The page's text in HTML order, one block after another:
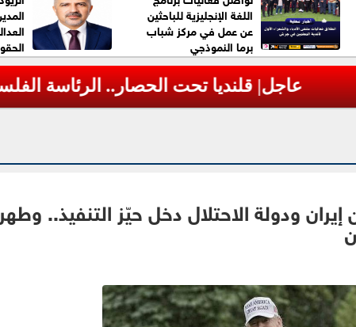
اللغة الإنجليزية للباحثين
عن عمل في مركز شباب
برما النموذجي
الرئاسة الفلسطينية تحذر من مخطط
ودولة الاحتلال دخل حيّز التنفيذ..